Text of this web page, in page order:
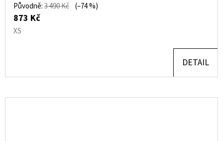
Původně:3 490 Kč (–74 %)
873 Kč
XS
DETAIL